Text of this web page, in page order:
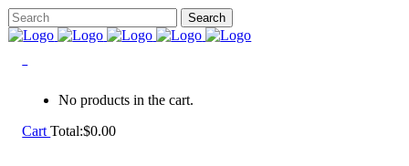
No products in the cart.
CartTotal:$0.00